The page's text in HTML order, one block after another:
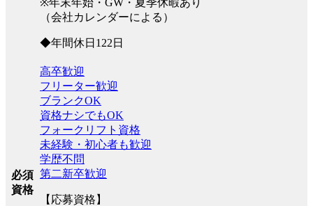
（会社カレンダーによる）
◆年間休日122日
必須
資格
高卒歓迎
フリーター歓迎
ブランクOK
資格ナシでもOK
フォークリフト資格
未経験・初心者も歓迎
学歴不問
第二新卒歓迎
【応募資格】